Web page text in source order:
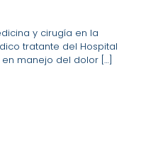
y cirugía en la
tratante del Hospital
en manejo del dolor […]